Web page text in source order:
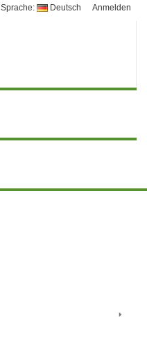
Sprache: Deutsch Anmelden